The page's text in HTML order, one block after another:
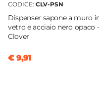
CODICE: CLV-PSN
Dispenser sapone a muro
vetro e acciaio nero opaco -
Clover
€ 9,91